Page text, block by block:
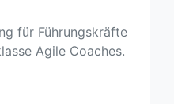
für Führungskräfte
Agile Coaches.